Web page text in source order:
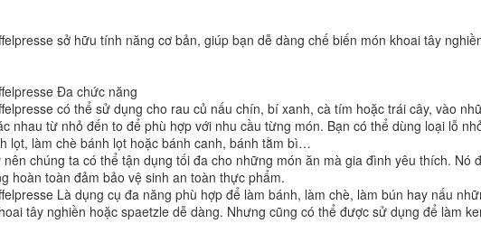
sở hữu tính năng cơ bản, giúp bạn dễ dàng chế biến món khoai tây
Đa chức năng
có thể sử dụng cho rau củ nấu chín, bí xanh, cà tím hoặc trái cây, vào
nhau từ nhỏ đến to để phù hợp với nhu cầu từng món. Bạn có thể dùng loại lỗ
lọt, làm chè bánh lọt hoặc bánh canh, bánh tằm bì…
chúng ta có thể tận dụng tối đa cho những món ăn mà gia đình yêu thích.
hoàn toàn đảm bảo vệ sinh an toàn thực phẩm.
Là dụng cụ đa năng phù hợp để làm bánh, làm chè, làm bún hay nấu
tây nghiền hoặc spaetzle dễ dàng. Nhưng cũng có thể được sử dụng để làm